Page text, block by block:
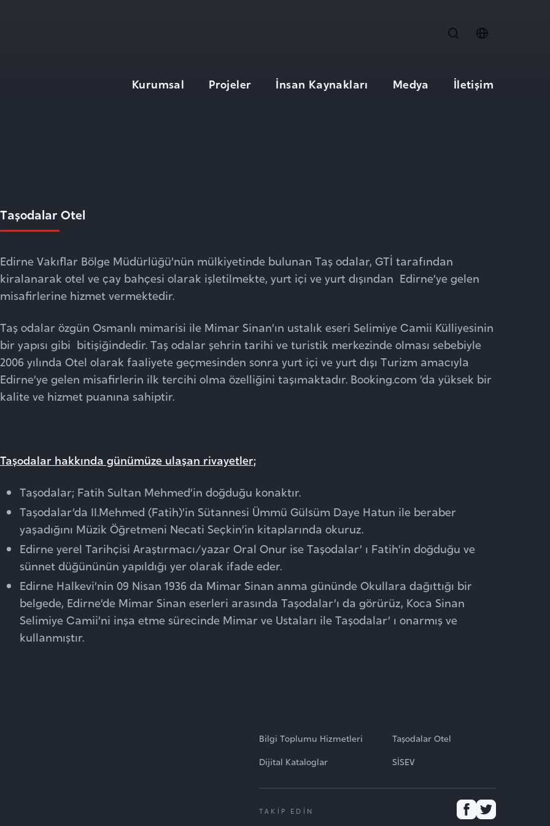
Kurumsal Projeler İnsan Kaynakları Medya İletişim
Taşodalar Otel
Edirne Vakıflar Bölge Müdürlüğü’nün mülkiyetinde bulunan Taş odalar, GTİ tarafından
kiralanarak otel ve çay bahçesi olarak işletilmekte, yurt içi ve yurt dışından Edirne’ye gelen
misafirlerine hizmet vermektedir.
Taş odalar özgün Osmanlı mimarisi ile Mimar Sinan’ın ustalık eseri Selimiye Camii Külliyesinin
bir yapısı gibi bitişiğindedir. Taş odalar şehrin tarihi ve turistik merkezinde olması sebebiyle
2006 yılında Otel olarak faaliyete geçmesinden sonra yurt içi ve yurt dışı Turizm amacıyla
Edirne’ye gelen misafirlerin ilk tercihi olma özelliğini taşımaktadır. Booking.com ’da yüksek bir
kalite ve hizmet puanına sahiptir.
Taşodalar hakkında günümüze ulaşan rivayetler;
Taşodalar; Fatih Sultan Mehmed’in doğduğu konaktır.
Taşodalar’da II.Mehmed (Fatih)’in Sütannesi Ümmü Gülsüm Daye Hatun ile beraber
yaşadığını Müzik Öğretmeni Necati Seçkin’in kitaplarında okuruz.
Edirne yerel Tarihçisi Araştırmacı/yazar Oral Onur ise Taşodalar’ ı Fatih’in doğduğu ve
sünnet düğününün yapıldığı yer olarak ifade eder.
Edirne Halkevi’nin 09 Nisan 1936 da Mimar Sinan anma gününde Okullara dağıttığı bir
belgede, Edirne’de Mimar Sinan eserleri arasında Taşodalar’ı da görürüz, Koca Sinan
Selimiye Camii’ni inşa etme sürecinde Mimar ve Ustaları ile Taşodalar’ ı onarmış ve
kullanmıştır.
Bilgi Toplumu Hizmetleri
Dijital Kataloglar
Taşodalar Otel
SİSEV
TAKİP EDİN